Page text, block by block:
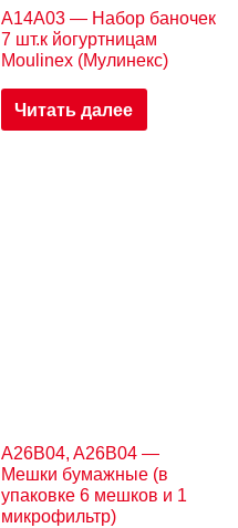
A14A03 — Набор баночек
7 шт.к йогуртницам
Moulinex (Мулинекс)
Читать далее
A26B04, A26B04 —
Мешки бумажные (в
упаковке 6 мешков и 1
микрофильтр)